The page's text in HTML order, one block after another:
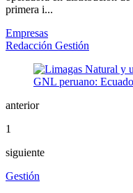
primera i...
Empresas
Redacción Gestión
anterior
1
siguiente
Gestión